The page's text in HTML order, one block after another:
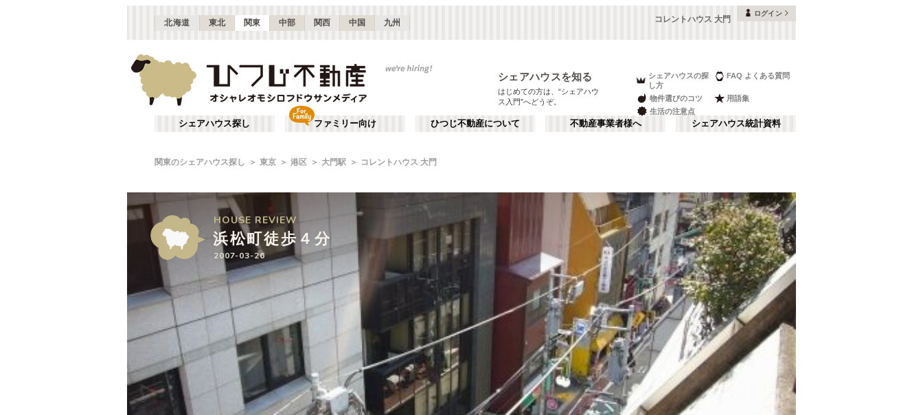
北海道 東北 関東 中部 関西 中国 九州 コレントハウス 大門
ログイン
シェアハウスを知る
はじめての方は、“シェアハウ
ス入門”へどうぞ。
シェアハウスの探
し方
FAQ よくある質問
物件選びのコツ
用語集
生活の注意点
シェアハウス探し ファミリー向け ひつじ不動産について 不動産事業者様へ シェアハウス統計資料
関東のシェアハウス探し 東京 港区 大門駅 コレントハウス 大門
HOUSE REVIEW
浜松町徒歩４分
2007-03-26
HOUSE REVIEW
浜松町徒歩４分
2007-03-26